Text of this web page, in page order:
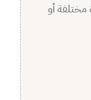
مختلفة أو